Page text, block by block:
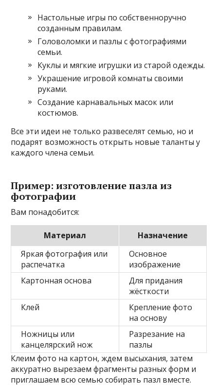
Настольные игры по собственноручно
созданным правилам.
Головоломки и пазлы с фотографиями
семьи.
Куклы и мягкие игрушки из старой одежды.
Украшение игровой комнаты своими
руками.
Создание карнавальных масок или
костюмов.
Все эти идеи не только развеселят семью, но и
подарят возможность открыть новые таланты у
каждого члена семьи.
Пример: изготовление пазла из
фотографии
Вам понадобится:
Материал
Назначение
Яркая фотография или
распечатка
Основное
изображение
Картонная основа
Для придания
жёсткости
Клей
Крепление фото
на основу
Ножницы или
канцелярский нож
Разрезание на
пазлы
Клеим фото на картон, ждем высыхания, затем
аккуратно вырезаем фрагменты разных форм и
приглашаем всю семью собирать пазл вместе.